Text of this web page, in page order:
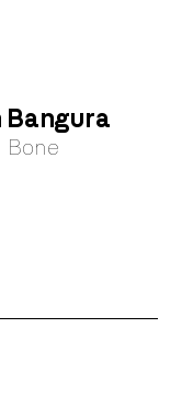
Bangura
Bone